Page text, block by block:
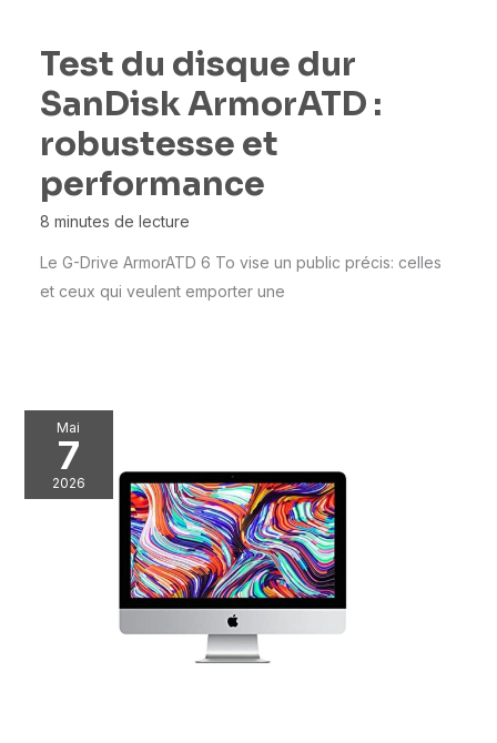
Test du disque dur
SanDisk ArmorATD :
robustesse et
performance
8 minutes de lecture
Le G-Drive ArmorATD 6 To vise un public précis: celles
et ceux qui veulent emporter une
Mai
7
2026